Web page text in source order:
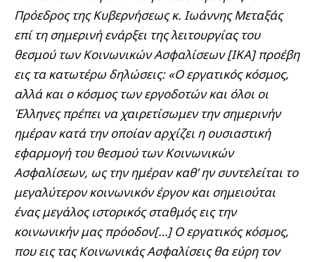
Πρόεδρος της Κυβερνήσεως κ. Ιωάννης Μεταξάς
επί τη σημερινή ενάρξει της λειτουργίας του
θεσμού των Κοινωνικών Ασφαλίσεων [ΙΚΑ] προέβη
εις τα κατωτέρω δηλώσεις: «Ο εργατικός κόσμος,
αλλά και ο κόσμος των εργοδοτών και όλοι οι
Έλληνες πρέπει να χαιρετίσωμεν την σημερινήν
ημέραν κατά την οποίαν αρχίζει η ουσιαστική
εφαρμογή του θεσμού των Κοινωνικών
Ασφαλίσεων, ως την ημέραν καθ’ ην συντελείται το
μεγαλύτερον κοινωνικόν έργον και σημειούται
ένας μεγάλος ιστορικός σταθμός εις την
κοινωνικήν μας πρόοδον[…] Ο εργατικός κόσμος,
που εις τας Κοινωνικάς Ασφαλίσεις θα εύρη τον